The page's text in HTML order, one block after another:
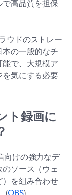
高品質を担保
ウドのストレー
の一般的なチ
で、大規模ア
を気にする必要
ト録画に
向けの強力なデ
ソース（ウェ
）を組み合わせ
(OBS)